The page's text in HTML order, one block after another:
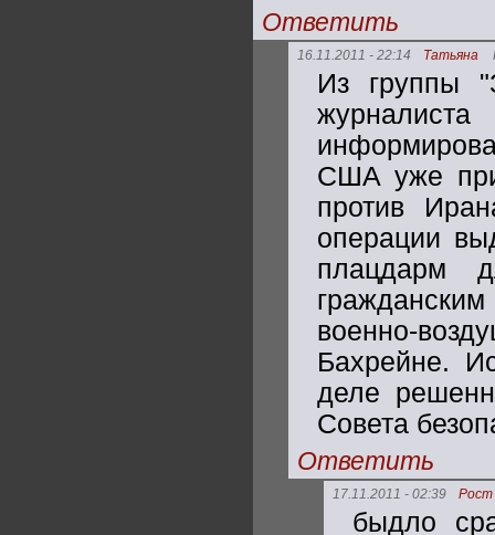
Ответить
16.11.2011 - 22:14 Татьяна
Из группы
США уже
против
операции
плацдарм
военно-
Бахрейне.
деле
Совета
Ответить
17.11.2011 - 02:39 Рост
быдло